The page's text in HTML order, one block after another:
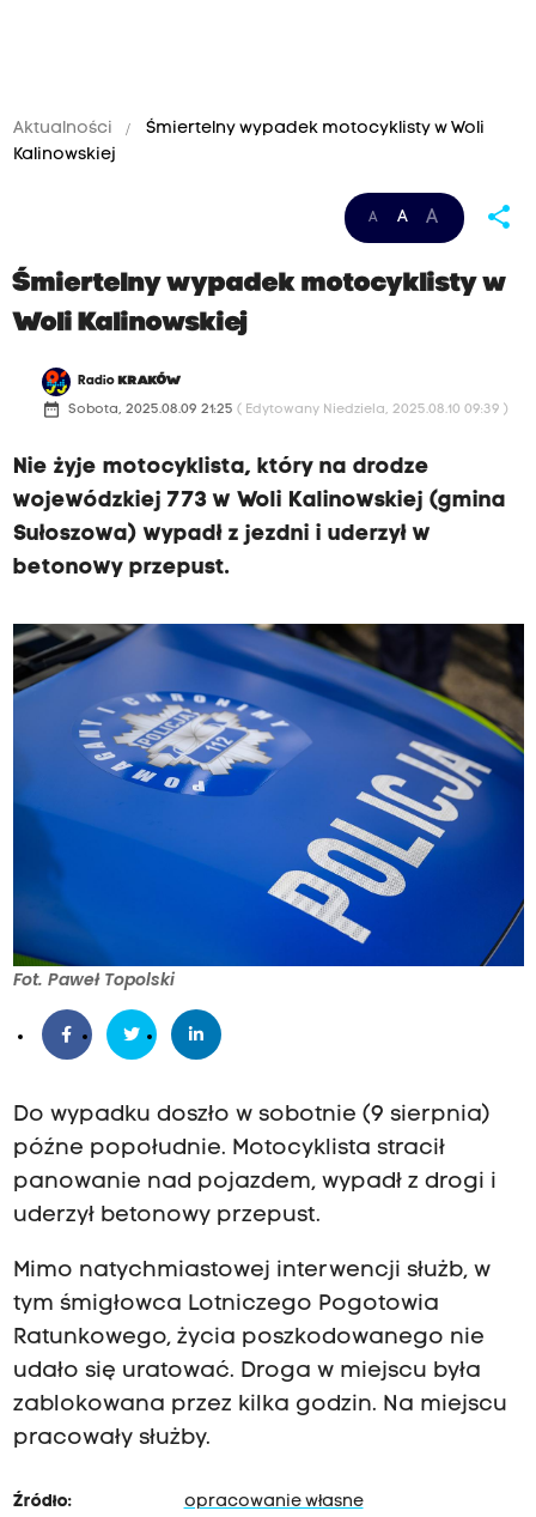
Aktualności
Śmiertelny wypadek motocyklisty w Woli
Kalinowskiej
A A A share
Śmiertelny wypadek motocyklisty w
Woli Kalinowskiej
Radio KRAKÓW
date_range Sobota, 2025.08.09 21:25 ( Edytowany Niedziela, 2025.08.10 09:39 )
Nie żyje motocyklista, który na drodze
wojewódzkiej 773 w Woli Kalinowskiej (gmina
Sułoszowa) wypadł z jezdni i uderzył w
betonowy przepust.
Fot. Paweł Topolski
Do wypadku doszło w sobotnie (9 sierpnia)
późne popołudnie. Motocyklista stracił
panowanie nad pojazdem, wypadł z drogi i
uderzył betonowy przepust.
Mimo natychmiastowej interwencji służb, w
tym śmigłowca Lotniczego Pogotowia
Ratunkowego, życia poszkodowanego nie
udało się uratować. Droga w miejscu była
zablokowana przez kilka godzin. Na miejscu
pracowały służby.
Źródło:
opracowanie własne